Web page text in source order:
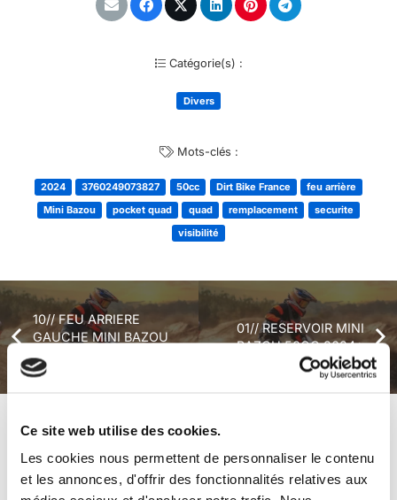
Ce site web utilise des cookies.
Les cookies nous permettent de personnaliser le contenu
et les annonces, d'offrir des fonctionnalités relatives aux
Catégorie(s) :
Divers
Mots-clés :
2024 3760249073827 50cc Dirt Bike France
feu arrière
Mini Bazou
pocket quad quad remplacement
securite
visibilité
10// FEU ARRIERE
GAUCHE MINI BAZOU
50CC 2024+
01// RESERVOIR MINI
BAZOU 50CC 2024+
+ de produits